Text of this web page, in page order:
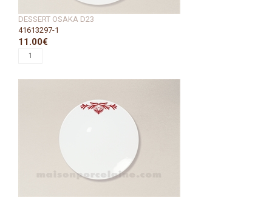
DESSERT OSAKA D23
41613297-1
11.00€